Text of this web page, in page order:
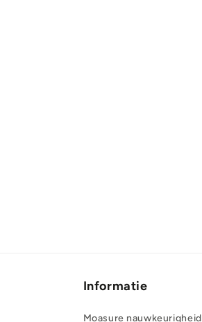
Informatie
Moasure nauwkeurigheid